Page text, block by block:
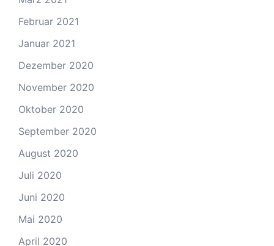
Februar 2021
Januar 2021
Dezember 2020
November 2020
Oktober 2020
September 2020
August 2020
Juli 2020
Juni 2020
Mai 2020
April 2020